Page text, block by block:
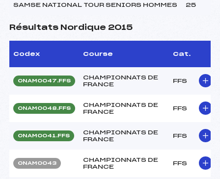
SAMSE NATIONAL TOUR SENIORS HOMMES 25
Résultats Nordique 2015
Codex Course Cat.
ONAM0047.FFS
CHAMPIONNATS DE
FRANCE
FFS
ONAM0048.FFS
CHAMPIONNATS DE
FRANCE
FFS
ONAM0041.FFS
CHAMPIONNATS DE
FRANCE
FFS
ONAM0043
CHAMPIONNATS DE
FRANCE
FFS